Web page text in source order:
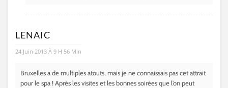
LENAIC
24 Juin 2013 À 9 H 56 Min
Bruxelles a de multiples atouts, mais je ne connaissais pas cet attrait
pour le spa ! Après les visites et les bonnes soirées que l’on peut